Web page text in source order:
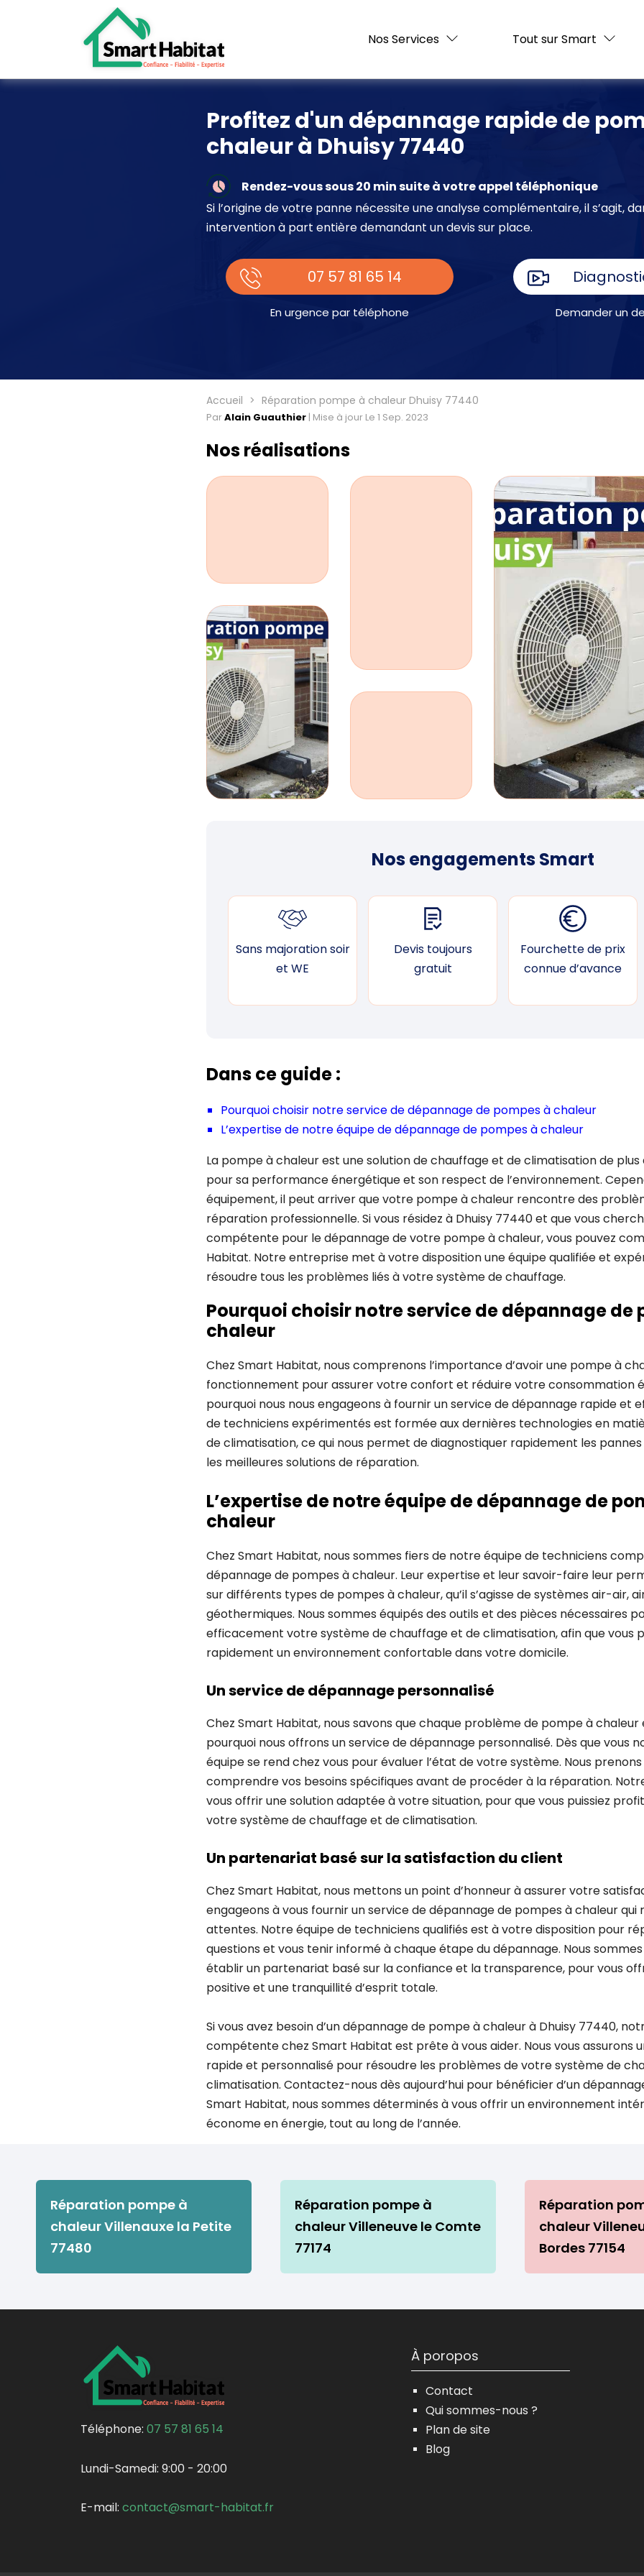
Nos Services Tout sur Smart
Profitez d'un dépannage rapide de
chaleur à Dhuisy 77440
Rendez-vous sous 20 min suite à votre appel téléphonique
Si l’origine de votre panne nécessite une analyse complémentaire, il s’agit,
intervention à part entière demandant un devis sur place.
07 57 81 65 14
En urgence par téléphone Demander un
Accueil Réparation pompe à chaleur Dhuisy 77440
ParAlain Guauthier | Mise à jour Le 1 Sep. 2023
Nos réalisations
Nos engagements Smart
Sans majoration soir
et WE
Devis toujours
gratuit
Fourchette de prix
connue d’avance
Dans ce guide :
Pourquoi choisir notre service de dépannage de pompes à chaleur
L’expertise de notre équipe de dépannage de pompes à chaleur
La pompe à chaleur est une solution de chauffage et de climatisation de
pour sa performance énergétique et son respect de l’environnement.
équipement, il peut arriver que votre pompe à chaleur rencontre des
réparation professionnelle. Si vous résidez à Dhuisy 77440 et que vous
compétente pour le dépannage de votre pompe à chaleur, vous pouvez
Habitat. Notre entreprise met à votre disposition une équipe qualifiée et
résoudre tous les problèmes liés à votre système de chauffage.
Pourquoi choisir notre service de dépannage de
chaleur
Chez Smart Habitat, nous comprenons l’importance d’avoir une pompe à
fonctionnement pour assurer votre confort et réduire votre consommation
pourquoi nous nous engageons à fournir un service de dépannage rapide et
de techniciens expérimentés est formée aux dernières technologies en
de climatisation, ce qui nous permet de diagnostiquer rapidement les
les meilleures solutions de réparation.
L’expertise de notre équipe de dépannage de
chaleur
Chez Smart Habitat, nous sommes fiers de notre équipe de techniciens
dépannage de pompes à chaleur. Leur expertise et leur savoir-faire leur
sur différents types de pompes à chaleur, qu’il s’agisse de systèmes air-air,
géothermiques. Nous sommes équipés des outils et des pièces nécessaires
efficacement votre système de chauffage et de climatisation, afin que vous
rapidement un environnement confortable dans votre domicile.
Un service de dépannage personnalisé
Chez Smart Habitat, nous savons que chaque problème de pompe à chaleur
pourquoi nous offrons un service de dépannage personnalisé. Dès que vous
équipe se rend chez vous pour évaluer l’état de votre système. Nous
comprendre vos besoins spécifiques avant de procéder à la réparation.
vous offrir une solution adaptée à votre situation, pour que vous puissiez
votre système de chauffage et de climatisation.
Un partenariat basé sur la satisfaction du client
Chez Smart Habitat, nous mettons un point d’honneur à assurer votre
engageons à vous fournir un service de dépannage de pompes à chaleur qui
attentes. Notre équipe de techniciens qualifiés est à votre disposition pour
questions et vous tenir informé à chaque étape du dépannage. Nous
établir un partenariat basé sur la confiance et la transparence, pour vous
positive et une tranquillité d’esprit totale.
Si vous avez besoin d’un dépannage de pompe à chaleur à Dhuisy 77440,
compétente chez Smart Habitat est prête à vous aider. Nous vous assurons
rapide et personnalisé pour résoudre les problèmes de votre système de
climatisation. Contactez-nous dès aujourd’hui pour bénéficier d’un
Smart Habitat, nous sommes déterminés à vous offrir un environnement
économe en énergie, tout au long de l’année.
Réparation pompe à
chaleur Villenauxe la Petite
77480
Réparation pompe à
chaleur Villeneuve le Comte
77174
Réparation
chaleur
Bordes 77154
Téléphone: 07 57 81 65 14
Lundi-Samedi: 9:00 - 20:00
E-mail: contact@smart-habitat.fr
À poropos
Contact
Qui sommes-nous ?
Plan de site
Blog